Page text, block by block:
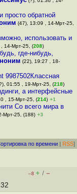
просто обратной
(47), 13:09 , 14-Мрт-25,
использовать и
14-Мрт-25, (208)
где-нибудь,
(22), 19:27 , 18-
9987502Классная
01:55 , 19-Мрт-25, (218)
а интерфейсные
, 15-Мрт-25, (214) +1
Со всего мира в
Мрт-25, (188) +3
по времени | RSS]
–8 + / –